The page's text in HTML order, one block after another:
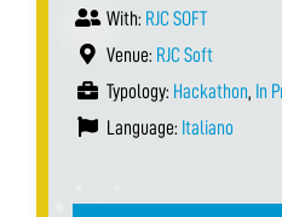
With: RJC SOFT
Venue: RJC Soft
Typology: Hackathon, In
Language: Italiano